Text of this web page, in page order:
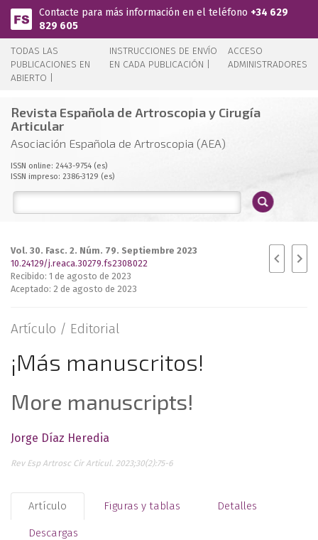
Pasar al contenido principal
Contacte para más información en el teléfono +34 629
829 605
TODAS LAS
PUBLICACIONES EN
ABIERTO |
INSTRUCCIONES DE ENVÍO
EN CADA PUBLICACIÓN |
ACCESO
ADMINISTRADORES
Revista Española de Artroscopia y Cirugía
Articular
Asociación Española de Artroscopia (AEA)
ISSN online: 2443-9754 (es)
ISSN impreso: 2386-3129 (es)
Vol. 30. Fasc. 2. Núm. 79. Septiembre 2023
10.24129/j.reaca.30279.fs2308022
Recibido: 1 de agosto de 2023
Aceptado: 2 de agosto de 2023
Artículo / Editorial
¡Más manuscritos!
More manuscripts!
Jorge Díaz Heredia
Rev Esp Artrosc Cir Articul. 2023;30(2):75-6
Artículo Figuras y tablas Detalles
Descargas